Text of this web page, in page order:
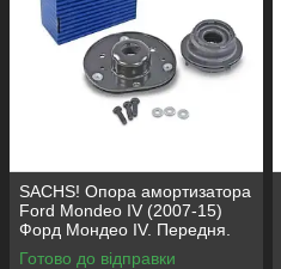
SACHS! Опора амортизатора
Ford Mondeo IV (2007-15)
Форд Мондео IV. Передня.
SM5676 , 803053 , KB652.30
Готово до відправки